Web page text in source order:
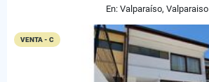
En: Valparaíso, Valparaiso
VENTA - C